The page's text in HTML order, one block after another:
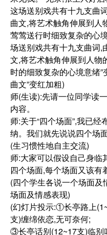
这场送别戏共有十九支曲
曲文,将艺术触角伸展到人
莺莺送行时细致复杂的心
场送别戏共有十九支曲词,
文,将艺术触角伸展到人物
时的细致复杂的心境意绪
曲文”变红加粗)
师(生读):先请一位同学读
内容。
师:关于“四个场面”,我已
纳。我们就先说说四个场面
(生习惯性地自主交流)
师:大家可以假设自己身临
四个场面,每个场面又该有
(四个学生各说一个场面
场面及情感表现)
(幻灯片投示:①长亭路上
支)缠绵依恋,无可奈何;
③长亭话别(12~17支)临